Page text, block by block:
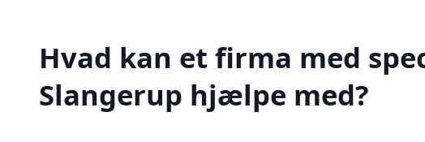
Hvad kan et firma med
Slangerup hjælpe med?